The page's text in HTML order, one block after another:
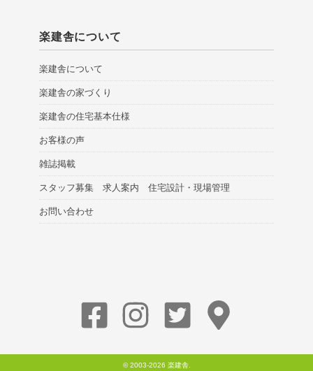
楽建舎について
楽建舎について
楽建舎の家づくり
楽建舎の住宅基本仕様
お客様の声
雑誌掲載
スタッフ募集 求人案内 住宅設計・現場管理
お問い合わせ
© 2003-2026 楽建舎.